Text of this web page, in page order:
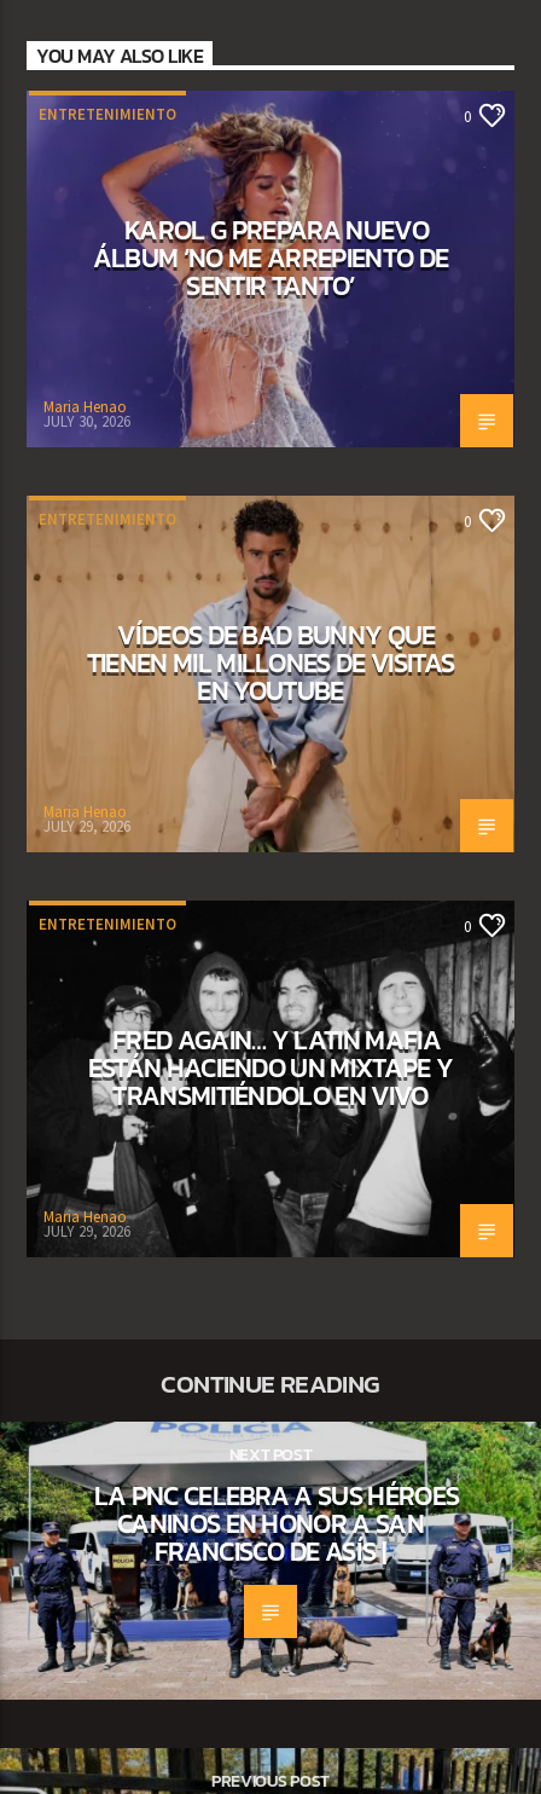
YOU MAY ALSO LIKE
ENTRETENIMIENTO 0
KAROL G PREPARA NUEVO
ÁLBUM ‘NO ME ARREPIENTO DE
SENTIR TANTO’
Maria Henao
JULY 30, 2026
ENTRETENIMIENTO 0
VÍDEOS DE BAD BUNNY QUE
TIENEN MIL MILLONES DE VISITAS
EN YOUTUBE
Maria Henao
JULY 29, 2026
ENTRETENIMIENTO 0
FRED AGAIN… Y LATIN MAFIA
ESTÁN HACIENDO UN MIXTAPE Y
TRANSMITIÉNDOLO EN VIVO
Maria Henao
JULY 29, 2026
CONTINUE READING
NEXT POST
LA PNC CELEBRA A SUS HÉROES
CANINOS EN HONOR A SAN
FRANCISCO DE ASÍS |
PREVIOUS POST